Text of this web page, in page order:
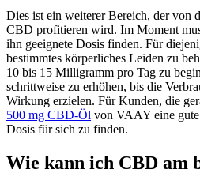
Dies ist ein weiterer Bereich, der von
CBD profitieren wird. Im Moment
ihn geeignete Dosis finden. Für
bestimmtes körperliches Leiden zu
10 bis 15 Milligramm pro Tag zu
schrittweise zu erhöhen, bis die
Wirkung erzielen. Für Kunden, die
500 mg CBD-Öl von VAAY eine
Dosis für sich zu finden.
Wie kann ich CBD am